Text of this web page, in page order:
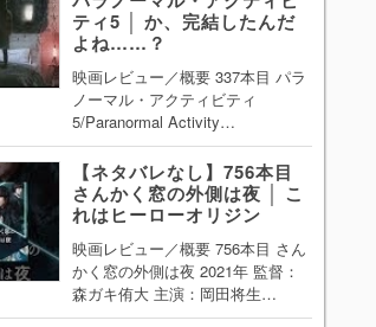
ティ5 │ か、完結したんだ
よね……？
映画レビュー／概要 337本目 パラ
ノーマル・アクティビティ
5/Paranormal Activity…
【ネタバレなし】756本目
さんかく窓の外側は夜 │ こ
れはヒーローオリジン
映画レビュー／概要 756本目 さん
かく窓の外側は夜 2021年 監督：
森ガキ侑大 主演：岡田将生…